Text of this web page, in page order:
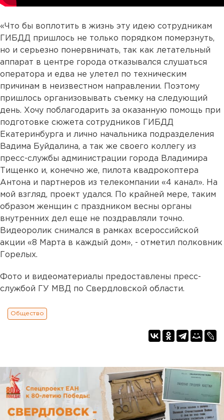
«Что бы воплотить в жизнь эту идею сотрудникам
ГИБДД пришлось не только порядком померзнуть,
но и серьезно понервничать, так как летательный
аппарат в центре города отказывался слушаться
оператора и едва не улетел по техническим
причинам в неизвестном направлении. Поэтому
пришлось организовывать съемку на следующий
день. Хочу поблагодарить за оказанную помощь при
подготовке сюжета сотрудников ГИБДД
Екатеринбурга и лично начальника подразделения
Вадима Буйдалина, а так же своего коллегу из
пресс-службы администрации города Владимира
Тищенко и, конечно же, пилота квадрокоптера
Антона и партнеров из телекомпании «4 канал». На
мой взгляд, проект удался. По крайней мере, таким
образом женщин с праздником весны органы
внутренних дел еще не поздравляли точно.
Видеоролик снимался в рамках всероссийской
акции «8 Марта в каждый дом», - отметил полковник
Горелых.
Фото и видеоматериалы предоставлены пресс-
службой ГУ МВД по Свердловской области.
Общество